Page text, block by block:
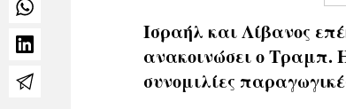
Ισραήλ και Λίβανος
ανακοινώσει ο Τραμπ.
συνομιλίες